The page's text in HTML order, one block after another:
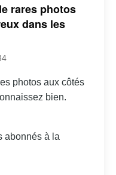
rares photos
dans les
photos aux côtés
bien.
abonnés à la